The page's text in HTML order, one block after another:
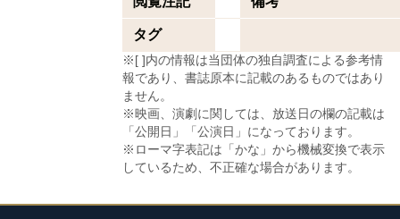
タグ
※[ ]内の情報は当団体の独自調査による参考情
報であり、書誌原本に記載のあるものではあり
ません。
※映画、演劇に関しては、放送日の欄の記載は
「公開日」「公演日」になっております。
※ローマ字表記は「かな」から機械変換で表示
しているため、不正確な場合があります。